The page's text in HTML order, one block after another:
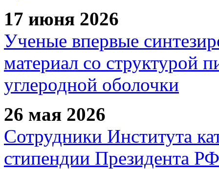
17 июня 2026
Ученые впервые
материал со структурой
углеродной оболочки
26 мая 2026
Сотрудники Института
стипендии Президента РФ